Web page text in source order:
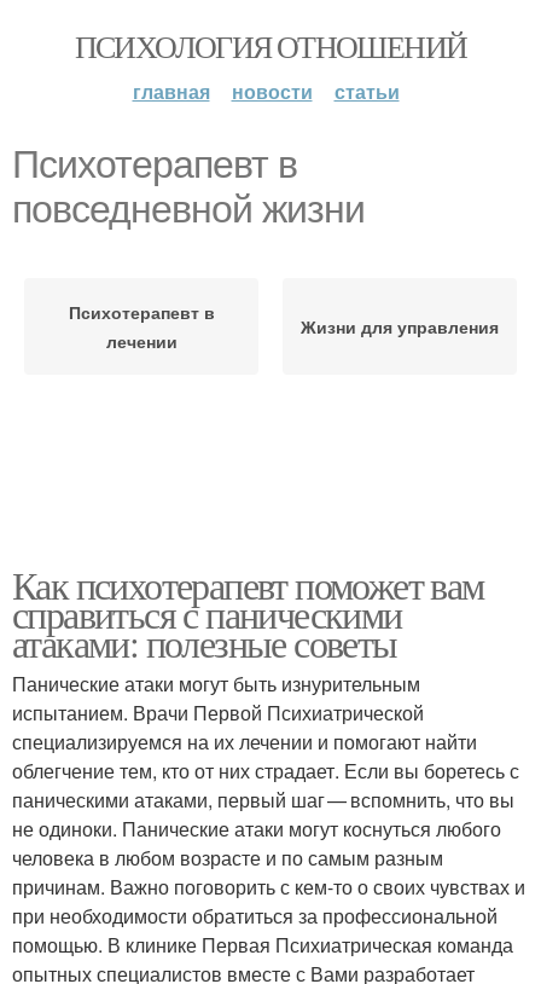
ПСИХОЛОГИЯ ОТНОШЕНИЙ
главная новости статьи
Психотерапевт в
повседневной жизни
Психотерапевт в
лечении
Жизни для управления
Как психотерапевт поможет вам
справиться с паническими
атаками: полезные советы
Панические атаки могут быть изнурительным
испытанием. Врачи Первой Психиатрической
специализируемся на их лечении и помогают найти
облегчение тем, кто от них страдает. Если вы боретесь с
паническими атаками, первый шаг — вспомнить, что вы
не одиноки. Панические атаки могут коснуться любого
человека в любом возрасте и по самым разным
причинам. Важно поговорить с кем-то о своих чувствах и
при необходимости обратиться за профессиональной
помощью. В клинике Первая Психиатрическая команда
опытных специалистов вместе с Вами разработает